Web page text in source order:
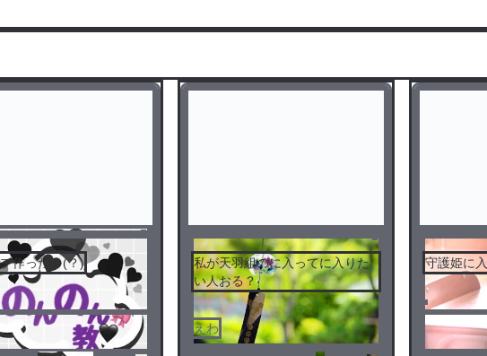
作った！(？)
私が天羽組のに入ってに入りた
い人おる？
えわ
守護姫に